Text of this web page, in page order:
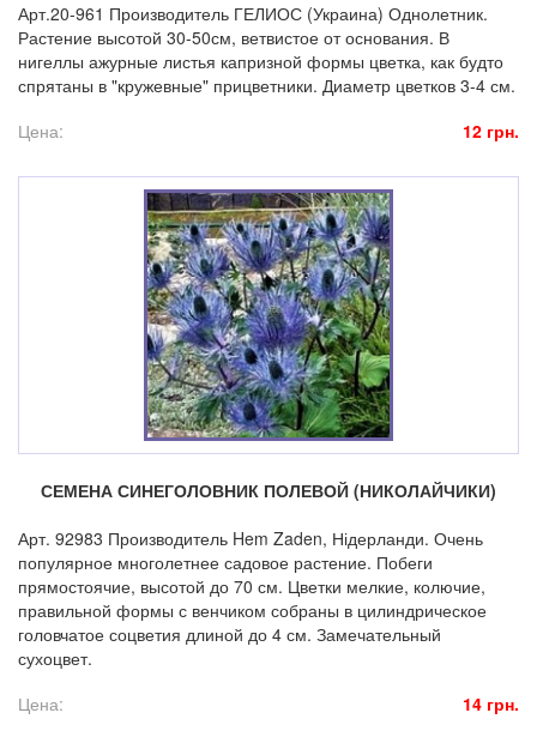
Арт.20-961 Производитель ГЕЛИОС (Украина) Однолетник.
Растение высотой 30-50см, ветвистое от основания. В
нигеллы ажурные листья капризной формы цветка, как будто
спрятаны в "кружевные" прицветники. Диаметр цветков 3-4 см.
Цена:
12 грн.
СЕМЕНА СИНЕГОЛОВНИК ПОЛЕВОЙ (НИКОЛАЙЧИКИ)
Арт. 92983 Производитель Hem Zaden, Нідерланди. Очень
популярное многолетнее садовое растение. Побеги
прямостоячие, высотой до 70 см. Цветки мелкие, колючие,
правильной формы с венчиком собраны в цилиндрическое
головчатое соцветия длиной до 4 см. Замечательный
сухоцвет.
Цена:
14 грн.